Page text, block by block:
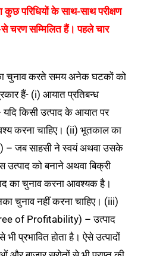
कुछ परिधियों के साथ-साथ परीक्षण
से चरण सम्मिलित हैं। पहले चार
चुनाव करते समय अनेक घटकों को
हैं- (i) आयात प्रतिबन्ध
किसी उत्पाद के आयात पर
करना चाहिए। (ii) भूतकाल का
जब साहसी ने स्वयं अथवा उसके
को बनाने अथवा बिक्री
का चुनाव करना आवश्यक है।
चुनाव नहीं करना चाहिए। (iii)
of Profitability) – उत्पाद
प्रभावित होता है। ऐसे उत्पादों